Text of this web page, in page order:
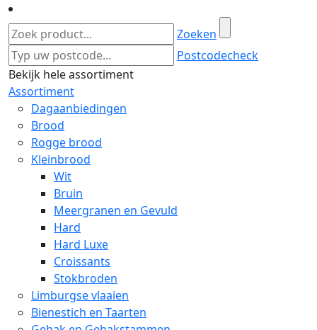
Zoeken
Postcodecheck
Bekijk hele assortiment
Assortiment
Dagaanbiedingen
Brood
Rogge brood
Kleinbrood
Wit
Bruin
Meergranen en Gevuld
Hard
Hard Luxe
Croissants
Stokbroden
Limburgse vlaaien
Bienestich en Taarten